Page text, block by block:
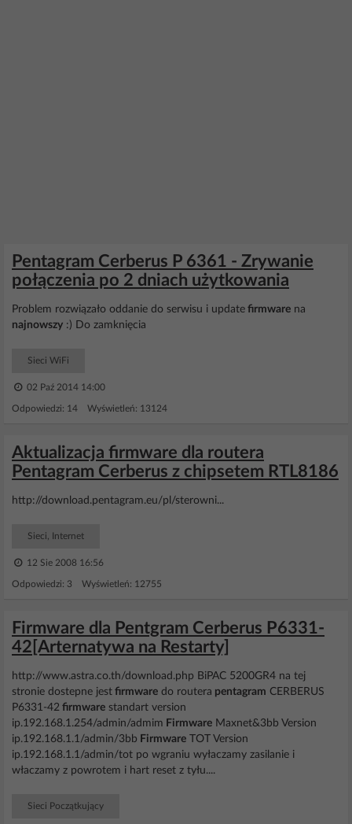
Pentagram Cerberus P 6361 - Zrywanie
połączenia po 2 dniach użytkowania
Problem rozwiązało oddanie do serwisu i update firmware na
najnowszy :) Do zamknięcia
Sieci WiFi
02 Paź 2014 14:00
Odpowiedzi: 14 Wyświetleń: 13124
Aktualizacja firmware dla routera
Pentagram Cerberus z chipsetem RTL8186
http://download.pentagram.eu/pl/sterowni...
Sieci, Internet
12 Sie 2008 16:56
Odpowiedzi: 3 Wyświetleń: 12755
Firmware dla Pentgram Cerberus P6331-
42[Arternatywa na Restarty]
http://www.astra.co.th/download.php BiPAC 5200GR4 na tej
stronie dostepne jest firmware do routera pentagram CERBERUS
P6331-42 firmware standart version
ip.192.168.1.254/admin/admim Firmware Maxnet&3bb Version
ip.192.168.1.1/admin/3bb Firmware TOT Version
ip.192.168.1.1/admin/tot po wgraniu wyłaczamy zasilanie i
właczamy z powrotem i hart reset z tyłu....
Sieci Początkujący